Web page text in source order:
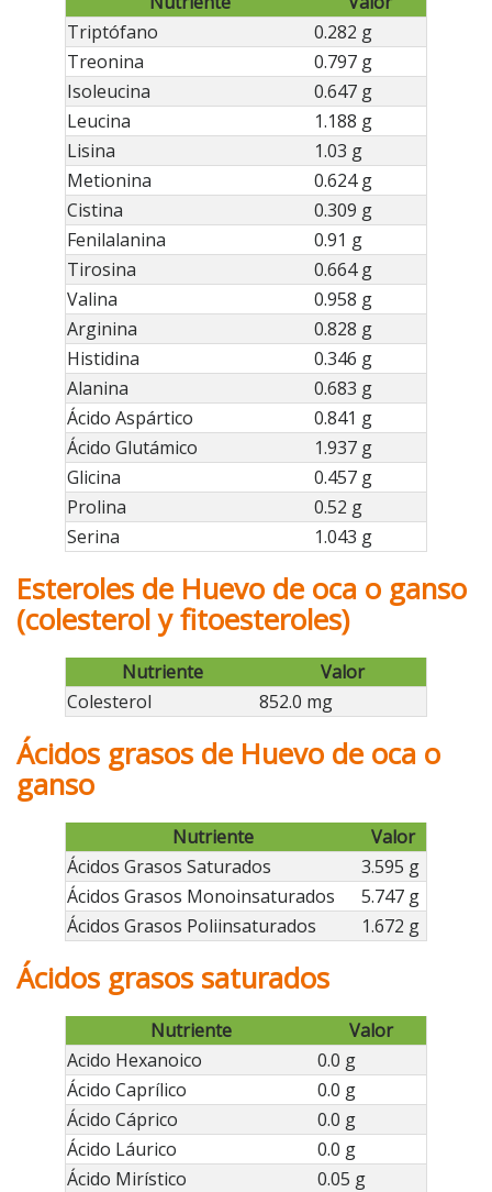
Triptófano
0.282 g
Treonina
0.797 g
Isoleucina
0.647 g
Leucina
1.188 g
Lisina
1.03 g
Metionina
0.624 g
Cistina
0.309 g
Fenilalanina
0.91 g
Tirosina
0.664 g
Valina
0.958 g
Arginina
0.828 g
Histidina
0.346 g
Alanina
0.683 g
Ácido Aspártico
0.841 g
Ácido Glutámico
1.937 g
Glicina
0.457 g
Prolina
0.52 g
Serina
1.043 g
Esteroles de Huevo de oca o ganso
(colesterol y fitoesteroles)
Nutriente
Valor
Colesterol
852.0 mg
Ácidos grasos de Huevo de oca o
ganso
Nutriente
Valor
Ácidos Grasos Saturados
3.595 g
Ácidos Grasos Monoinsaturados
5.747 g
Ácidos Grasos Poliinsaturados
1.672 g
Ácidos grasos saturados
Nutriente
Valor
Acido Hexanoico
0.0 g
Ácido Caprílico
0.0 g
Ácido Cáprico
0.0 g
Ácido Láurico
0.0 g
Ácido Mirístico
0.05 g